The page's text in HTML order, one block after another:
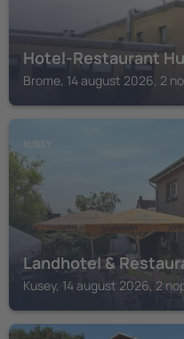
Hotel-Restaurant
Brome, 14 august 2026, 2
KUSEY
Landhotel &
Kusey, 14 august 2026, 2